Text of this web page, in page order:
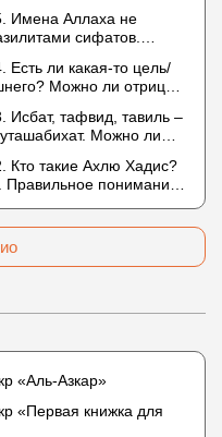
Имена Аллаха не
сифатов.
ли какая-то цель/
Можно ли отрицать
Концепция ибн
Исбат, тафвид, тавиль –
Можно ли
«биля кейфа»
Кто такие Ахлю Хадис?
понимание
«Аль-Азкар»
«Первая книжка для